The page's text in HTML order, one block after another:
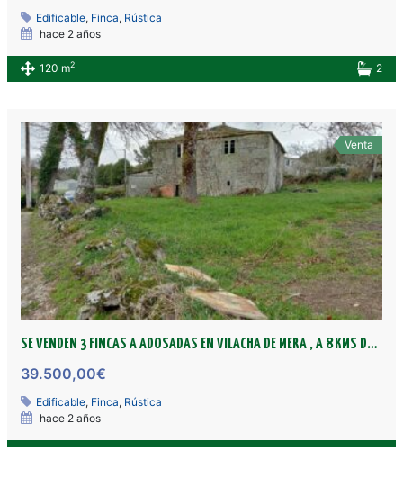
Edificable, Finca, Rústica
hace 2 años
120 m2 2
Venta
SE VENDEN 3 FINCAS A ADOSADAS EN VILACHA DE MERA , A 8 KMS DE LUGO, EN CONCELLO LUGO
39.500,00€
Edificable, Finca, Rústica
hace 2 años